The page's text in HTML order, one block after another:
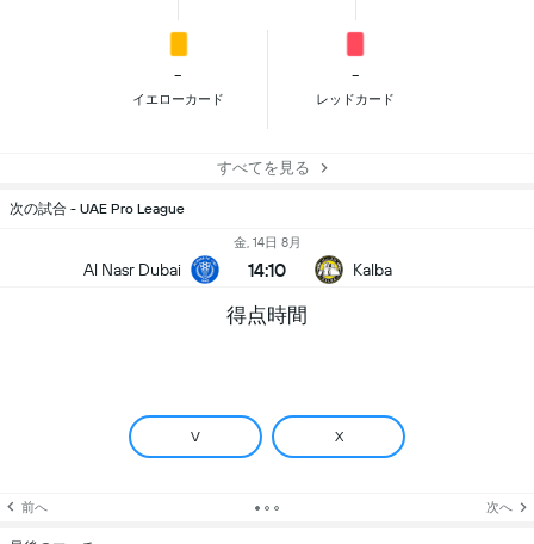
-
イエローカード
-
レッドカード
すべてを見る
次の試合 - UAE Pro League
Al Nasr Dubai
金, 14日 8月
14:10 Kalba
得点時間
V X
前へ 次へ